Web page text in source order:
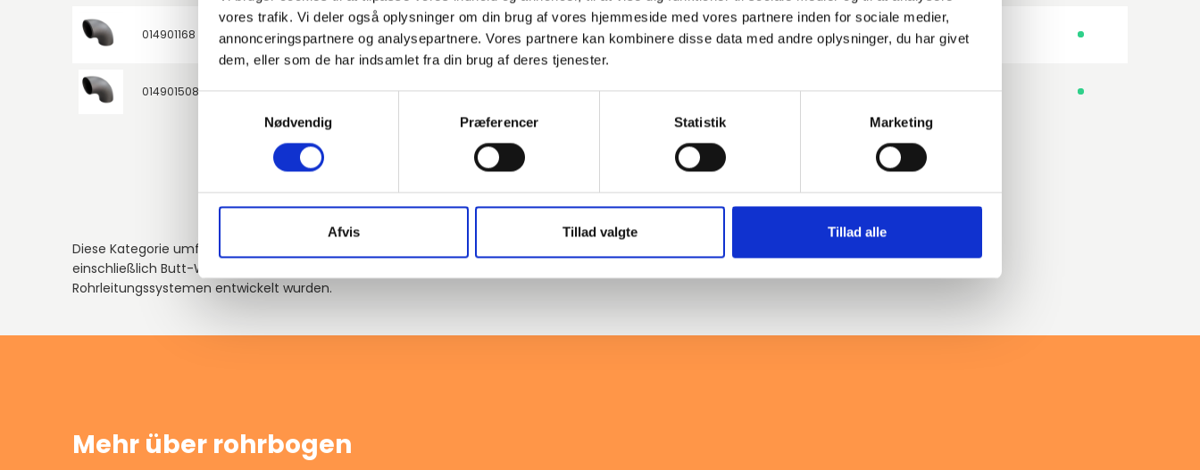
vores trafik. Vi deler også oplysninger om din brug af vores hjemmeside med vores partnere inden for sociale medier,
annonceringspartnere og analysepartnere. Vores partnere kan kombinere disse data med andre oplysninger, du har givet
dem, eller som de har indsamlet fra din brug af deres tjenester.
Nødvendig
Præferencer Statistik Marketing
Afvis Tillad valgte Tillad alle
014901168 A-234 WPB 6" 168,3 10,97 Sch. XS/80 90 LR
014901508 A-234 WPB 20" 508 12,7 Sch. XS 90 LR
Diese Kategorie umfasst Butt-Weld-Fittings aus Sort stål gemäß ASME B16.9,
einschließlich Butt-Weld-Bögen, die für zuverlässige Verbindungen in
Rohrleitungssystemen entwickelt wurden.
Mehr über rohrbogen